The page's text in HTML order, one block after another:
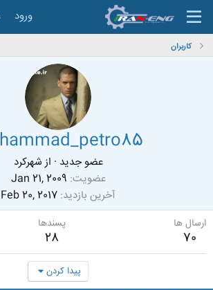
ورود
کاربران
عضو جدید · ازشهرکرد
عضویت Jan 21, 2009
آخرین بازدید Feb 20, 2017
ارسال ها
70
پسندها
28
پیدا کردن